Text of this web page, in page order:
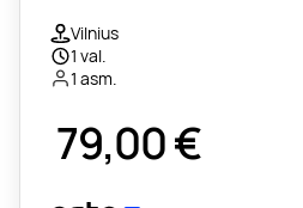
Vilnius
1 val.
1 asm.
79,00€